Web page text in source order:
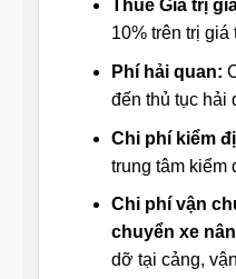
Thuế Giá trị
10% trên trị giá
Phí hải quan:
đến thủ tục hải
Chi phí kiểm
trung tâm kiểm
Chi phí vận
chuyển xe
dỡ tại cảng,